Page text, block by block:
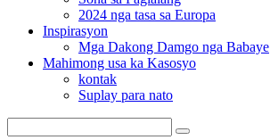
2024 nga tasa sa Europa
Inspirasyon
Mga Dakong Damgo nga Babaye
Mahimong usa ka Kasosyo
kontak
Suplay para nato